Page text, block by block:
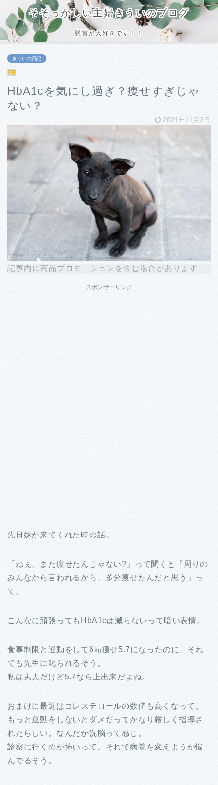
そそっかしい主婦きういのブログ
懸賞が大好きです！！
きういの日記
PR
HbA1cを気にし過ぎ？痩せすぎじゃ
ない？
2021年11月2日
記事内に商品プロモーションを含む場合があります
スポンサーリンク
先日妹が来てくれた時の話。
「ねぇ、また痩せたんじゃない?」って聞くと「周りの
みんなから言われるから、多分痩せたんだと思う」っ
て。
こんなに頑張ってもHbA1cは減らないって暗い表情。
食事制限と運動をして6㎏痩せ5.7になったのに、それ
でも先生に叱られるそう。
私は素人だけど5.7なら上出来だよね。
おまけに最近はコレステロールの数値も高くなって、
もっと運動をしないとダメだってかなり厳しく指導さ
れたらしい。なんだか洗脳って感じ。
診察に行くのが怖いって。それで病院を変えようか悩
んでるそう。